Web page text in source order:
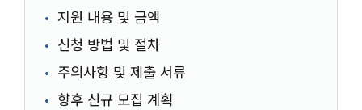
지원 내용 및 금액
신청 방법 및 절차
주의사항 및 제출 서류
향후 신규 모집 계획